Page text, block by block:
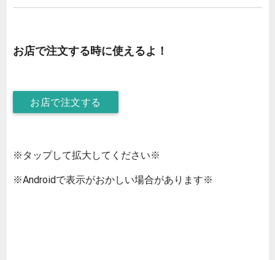
お店で注文する時に使えるよ！
お店で注文する
※タップして拡大してください※
※Androidで表示がおかしい場合があります※